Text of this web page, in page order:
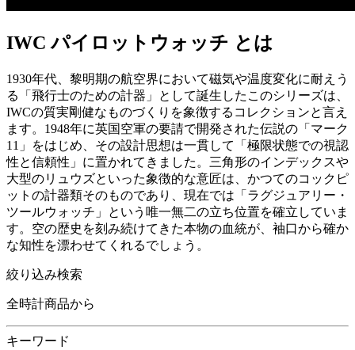
IWC パイロットウォッチ とは
1930年代、黎明期の航空界において磁気や温度変化に耐えう
る「飛行士のための計器」として誕生したこのシリーズは、
IWCの質実剛健なものづくりを象徴するコレクションと言え
ます。1948年に英国空軍の要請で開発された伝説の「マーク
11」をはじめ、その設計思想は一貫して「極限状態での視認
性と信頼性」に置かれてきました。三角形のインデックスや
大型のリュウズといった象徴的な意匠は、かつてのコックピ
ットの計器類そのものであり、現在では「ラグジュアリー・
ツールウォッチ」という唯一無二の立ち位置を確立していま
す。空の歴史を刻み続けてきた本物の血統が、袖口から確か
な知性を漂わせてくれるでしょう。
絞り込み検索
全時計商品から
キーワード